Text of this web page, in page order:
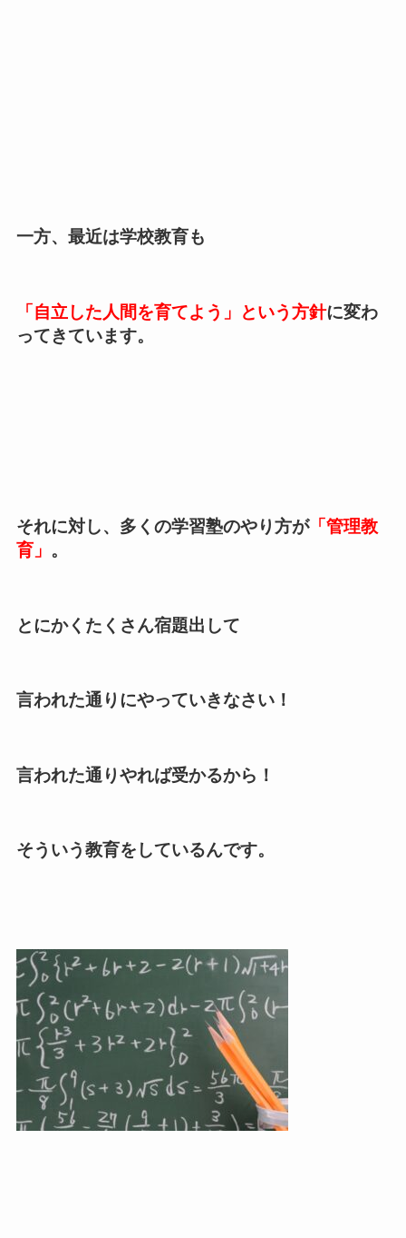
一方、最近は学校教育も
「自立した人間を育てよう」という方針に変わ
ってきています。
それに対し、多くの学習塾のやり方が「管理教
育」 。
とにかくたくさん宿題出して
言われた通りにやっていきなさい！
言われた通りやれば受かるから！
そういう教育をしているんです。